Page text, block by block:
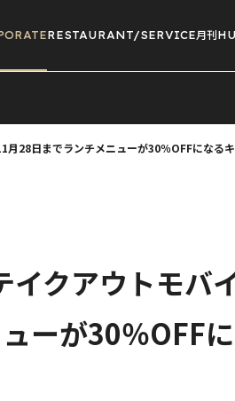
RESTAURANT/SERVICE月刊
28日までランチメニューが30％OFFになるキ
イクアウトモバ
ーが30％OFF